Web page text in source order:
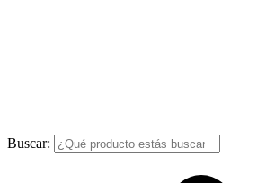
Buscar: